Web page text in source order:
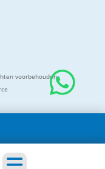
voorbehouden